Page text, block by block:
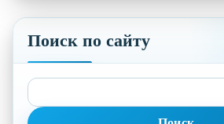
Поиск по сайту
Найти: